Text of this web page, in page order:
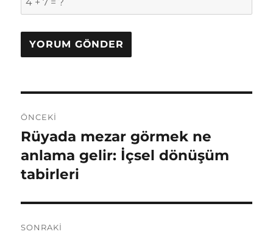
gezinmesi
ÖNCEKI
Önceki
yazı:
Rüyada mezar görmek ne
anlama gelir: İçsel dönüşüm
tabirleri
SONRAKI